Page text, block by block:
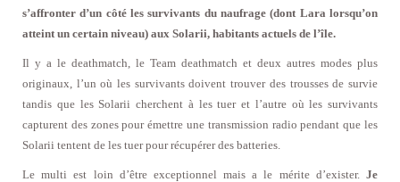
s’affronter d’un côté les survivants du naufrage (dont Lara lorsqu’on
atteint un certain niveau) aux Solarii, habitants actuels de l’île.
Il y a le deathmatch, le Team deathmatch et deux autres modes plus
originaux, l’un où les survivants doivent trouver des trousses de survie
tandis que les Solarii cherchent à les tuer et l’autre où les survivants
capturent des zones pour émettre une transmission radio pendant que les
Solarii tentent de les tuer pour récupérer des batteries.
Le multi est loin d’être exceptionnel mais a le mérite d’exister. Je